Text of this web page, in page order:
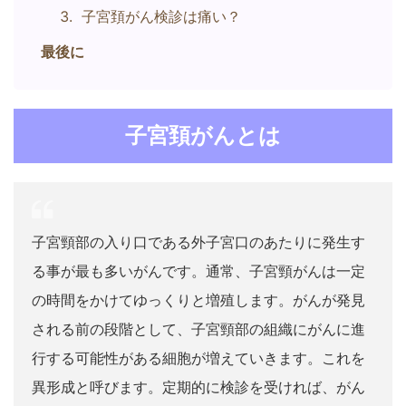
子宮頚がん検診は痛い？
最後に
子宮頚がんとは
子宮頸部の入り口である外子宮口のあたりに発生す
る事が最も多いがんです。通常、子宮頸がんは一定
の時間をかけてゆっくりと増殖します。がんが発見
される前の段階として、子宮頸部の組織にがんに進
行する可能性がある細胞が増えていきます。これを
異形成と呼びます。定期的に検診を受ければ、がん